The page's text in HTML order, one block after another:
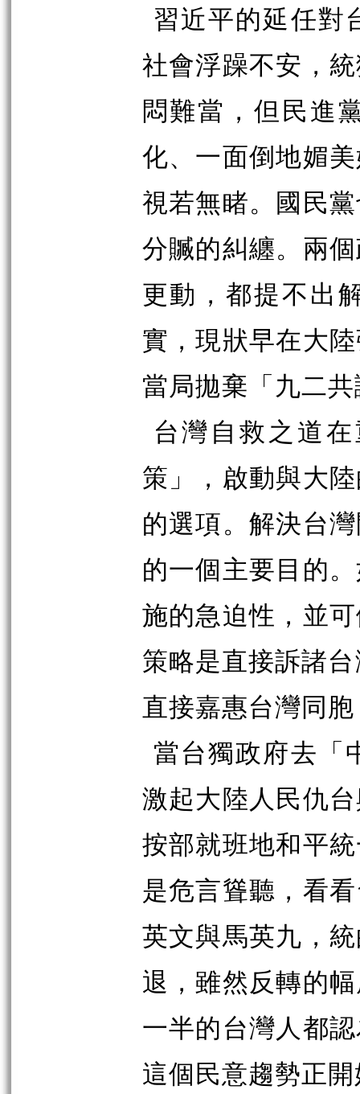
習近平的延任對
社會浮躁不安，
悶難當，但民進
化、一面倒地媚
視若無睹。國民
分贓的糾纏。兩
更動，都提不出
實，現狀早在大
當局拋棄「九二
台灣自救之道
策」，啟動與大
的選項。解決台
的一個主要目的
施的急迫性，並
策略是直接訴諸
直接嘉惠台灣同
當台獨政府去「
激起大陸人民仇
按部就班地和平
是危言聳聽，看
英文與馬英九，
退，雖然反轉的
一半的台灣人都
這個民意趨勢正